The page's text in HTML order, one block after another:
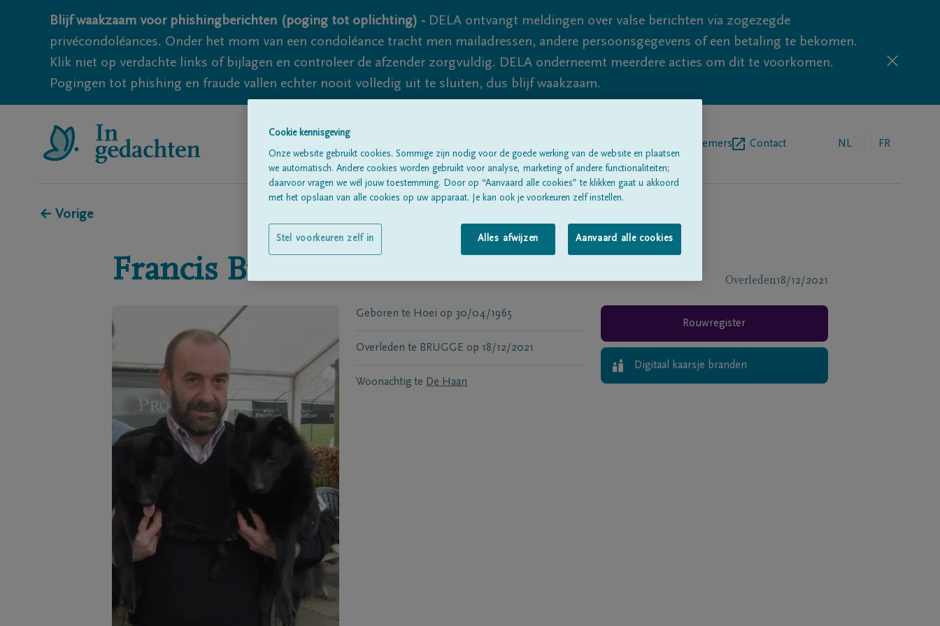
Blijf waakzaam voor phishingberichten (poging tot oplichting) - DELA ontvangt meldingen over valse berichten via zogezegde
privécondoléances. Onder het mom van een condoléance tracht men mailadressen, andere persoonsgegevens of een betaling te bekomen.
Klik niet op verdachte links of bijlagen en controleer de afzender zorgvuldig. DELA onderneemt meerdere acties om dit te voorkomen.
Pogingen tot phishing en fraude vallen echter nooit volledig uit te sluiten, dus blijf waakzaam.
Begrafenisondernemers Contact NL FR
← Vorige
Francis Buekenhoudt Overleden18/12/2021
Geboren te Hoei op 30/04/1965
Overleden te BRUGGE op 18/12/2021
Woonachtig te De Haan
Rouwregister
Digitaal kaarsje branden
Cookie kennisgeving
Onze website gebruikt cookies. Sommige zijn nodig voor de goede werking van de website en plaatsen
we automatisch. Andere cookies worden gebruikt voor analyse, marketing of andere functionaliteiten;
daarvoor vragen we wél jouw toestemming. Door op “Aanvaard alle cookies” te klikken gaat u akkoord
met het opslaan van alle cookies op uw apparaat. Je kan ook je voorkeuren zelf instellen.
Alles afwijzen Aanvaard alle cookies
Stel voorkeuren zelf in